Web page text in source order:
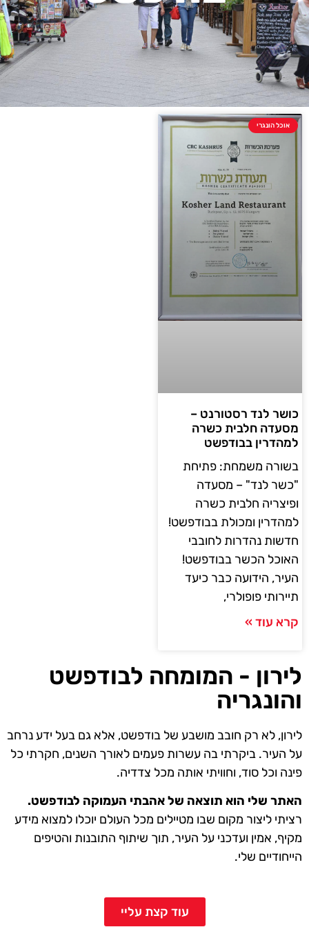
אוכל הונגרי
כושר לנד רסטורנט –
מסעדה חלבית כשרה
למהדרין בבודפשט
בשורה משמחת: פתיחת
"כשר לנד" – מסעדה
ופיצריה חלבית כשרה
למהדרין ומכולת בבודפשט!
חדשות נהדרות לחובבי
האוכל הכשר בבודפשט!
העיר, הידועה כבר כיעד
תיירותי פופולרי,
קרא עוד »
לירון - המומחה לבודפשט
והונגריה
לירון, לא רק חובב מושבע של בודפשט, אלא גם בעל ידע נרחב
על העיר. ביקרתי בה עשרות פעמים לאורך השנים, חקרתי כל
פינה וכל סוד, וחוויתי אותה מכל צדדיה.
האתר שלי הוא תוצאה של אהבתי העמוקה לבודפשט.
רציתי ליצור מקום שבו מטיילים מכל העולם יוכלו למצוא מידע
מקיף, אמין ועדכני על העיר, תוך שיתוף התובנות והטיפים
הייחודיים שלי.
עוד קצת עליי